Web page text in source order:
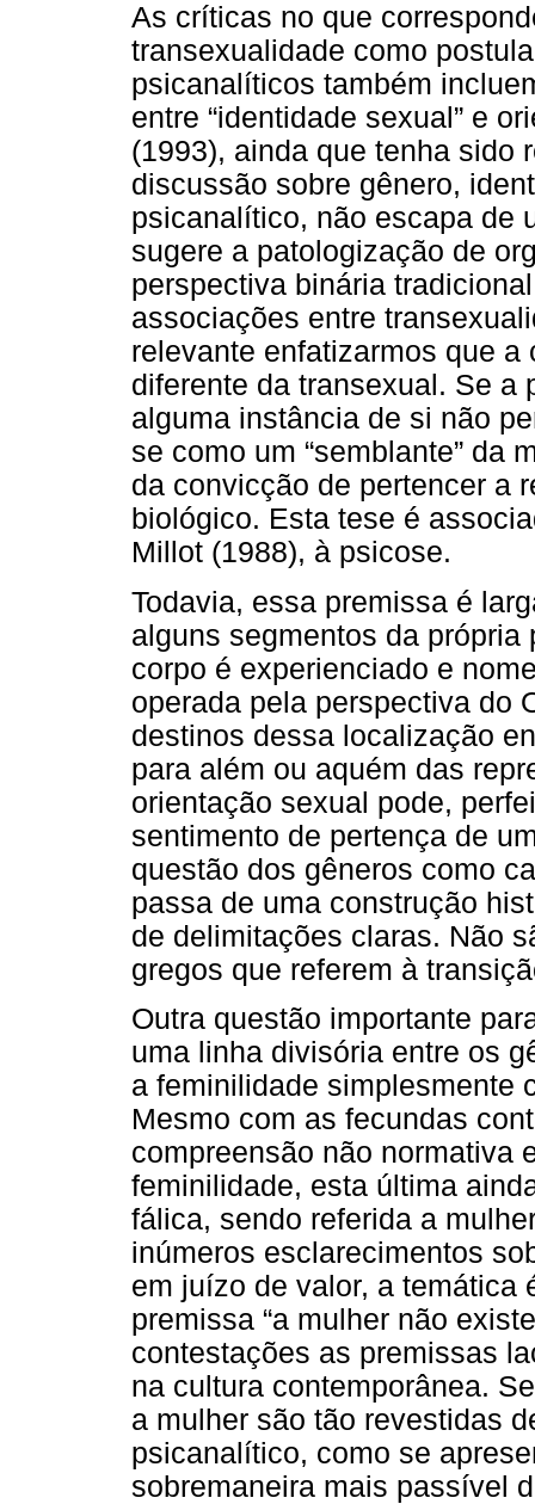
As críticas no que
transexualidade como
psicanalíticos também
entre “identidade sexual” e
(1993), ainda que tenha sido
discussão sobre gênero,
psicanalítico, não escapa de
sugere a patologização de
perspectiva binária
associações entre
relevante enfatizarmos que
diferente da transexual. Se a
alguma instância de si não
se como um “semblante” da
da convicção de pertencer a
biológico. Esta tese é
Millot (1988), à psicose.
Todavia, essa premissa é
alguns segmentos da
corpo é experienciado e
operada pela perspectiva do
destinos dessa localização
para além ou aquém das
orientação sexual pode,
sentimento de pertença de
questão dos gêneros como
passa de uma construção
de delimitações claras. Não
gregos que referem à
Outra questão importante
uma linha divisória entre os
a feminilidade simplesmente
Mesmo com as fecundas
compreensão não normativa
feminilidade, esta última
fálica, sendo referida a
inúmeros esclarecimentos
em juízo de valor, a temática
premissa “a mulher não
contestações as premissas
na cultura contemporânea.
a mulher são tão revestidas
psicanalítico, como se
sobremaneira mais passível